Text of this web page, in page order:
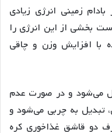
زمینی انرژی زیادی
بخشی از این انرژی را
با افزایش وزن و چاقی
می‌شود و در صورت عدم
تبدیل به چربی می‌شود و
دو قاشق غذاخوری کره